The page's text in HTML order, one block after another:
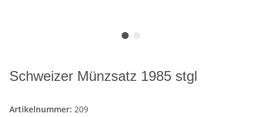
Schweizer Münzsatz 1985 stgl
Artikelnummer: 209